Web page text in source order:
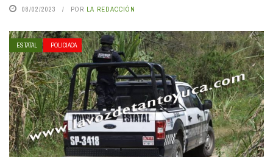
08/02/2023 POR LA REDACCIÓN
ESTATAL POLICIACA